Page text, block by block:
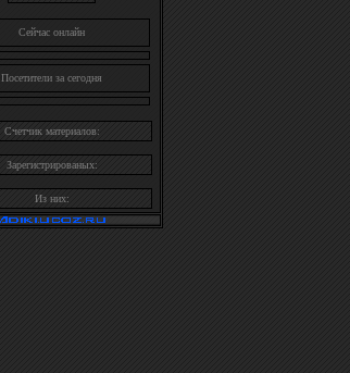
Cейчас онлайн
Посетители за сегодня
Счетчик материалов:
Зарегистрированых:
Из них: